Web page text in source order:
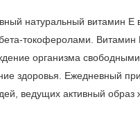
натуральный витамин
токоферолами.
организма
здоровья. Ежедневный
ведущих активный образ